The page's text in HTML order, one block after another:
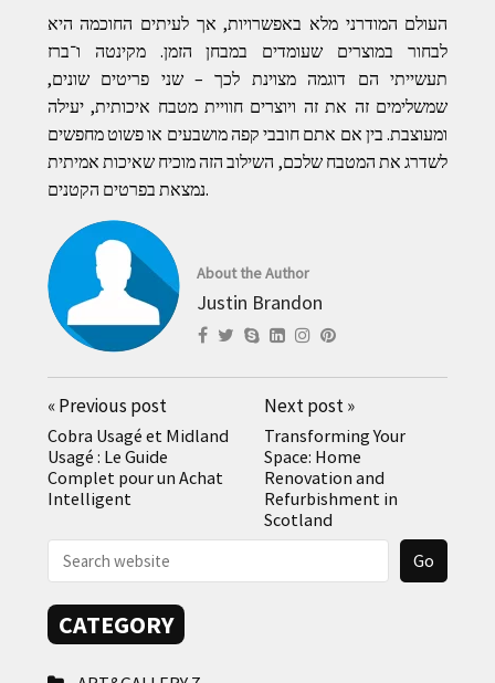
העולם המודרני מלא באפשרויות, אך לעיתים החוכמה היא
לבחור במוצרים שעומדים במבחן הזמן. מקינטה ו־ברז
תעשייתי הם דוגמה מצוינת לכך – שני פריטים שונים,
שמשלימים זה את זה ויוצרים חוויית מטבח איכותית, יעילה
ומעוצבת. בין אם אתם חובבי קפה מושבעים או פשוט מחפשים
לשדרג את המטבח שלכם, השילוב הזה מוכיח שאיכות אמיתית
נמצאת בפרטים הקטנים.
About the Author
Justin Brandon
«Previous post
Cobra Usagé et Midland
Usagé : Le Guide
Complet pour un Achat
Intelligent
Next post»
Transforming Your
Space: Home
Renovation and
Refurbishment in
Scotland
CATEGORY